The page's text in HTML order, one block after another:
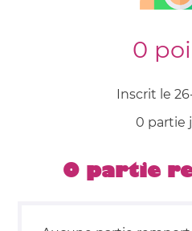
0
Inscrit le
0 partie
0 partie